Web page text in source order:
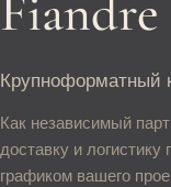
Fiandre
Крупноформатный
Как независимый
доставку и
графиком вашего